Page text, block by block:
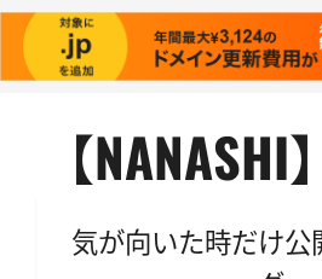
【
気が向いた時だけ公